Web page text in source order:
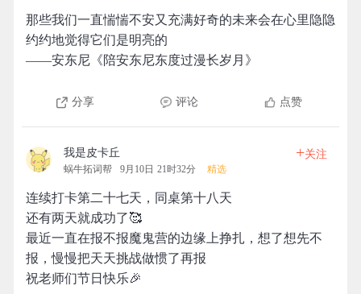
那些我们一直惴惴不安又充满好奇的未来会在心里隐隐
约约地觉得它们是明亮的
——安东尼《陪安东尼东度过漫长岁月》
分享 评论 点赞
我是皮卡丘
蜗牛拓词帮 9月10日 21时32分 精选
+关注
连续打卡第二十七天，同桌第十八天
还有两天就成功了🥰
最近一直在报不报魔鬼营的边缘上挣扎，想了想先不
报，慢慢把天天挑战做惯了再报
祝老师们节日快乐🎉